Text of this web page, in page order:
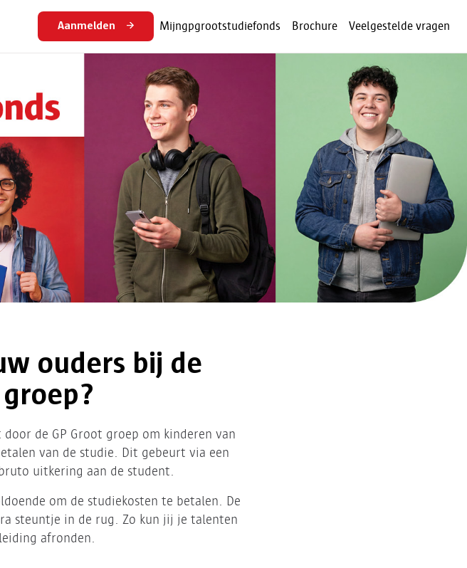
Aanmelden Mijngpgrootstudiefonds Brochure Veelgestelde vragen
ouders bij de
de GP Groot groep om kinderen van
van de studie. Dit gebeurt via een
uitkering aan de student.
om de studiekosten te betalen. De
steuntje in de rug. Zo kun jij je talenten
afronden.